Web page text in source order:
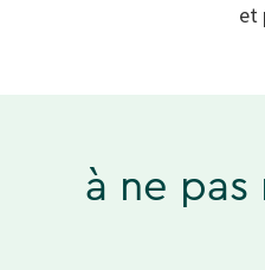
et
à ne pas